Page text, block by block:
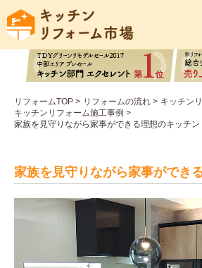
リフォームTOP > リフォームの流れ > キッチン
キッチンリフォーム施工事例 >
家族を見守りながら家事ができる理想のキッチン
家族を見守りながら家事ができ